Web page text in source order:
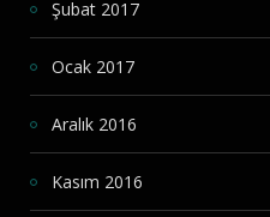
Şubat 2017
Ocak 2017
Aralık 2016
Kasım 2016